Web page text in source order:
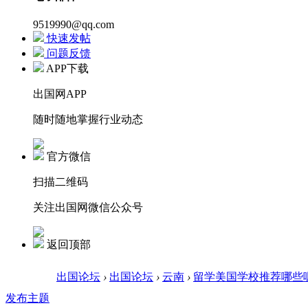
9519990@qq.com
快速发帖
问题反馈
APP下载
出国网APP
随时随地掌握行业动态
官方微信
扫描二维码
关注出国网微信公众号
返回顶部
出国论坛 › 出国论坛 › 云南 › 留学美国学校推荐哪些
发布主题